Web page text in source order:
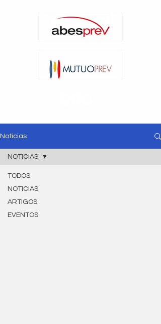
Notícias
TODOS
NOTICIAS
ARTIGOS
EVENTOS
NOTICIAS